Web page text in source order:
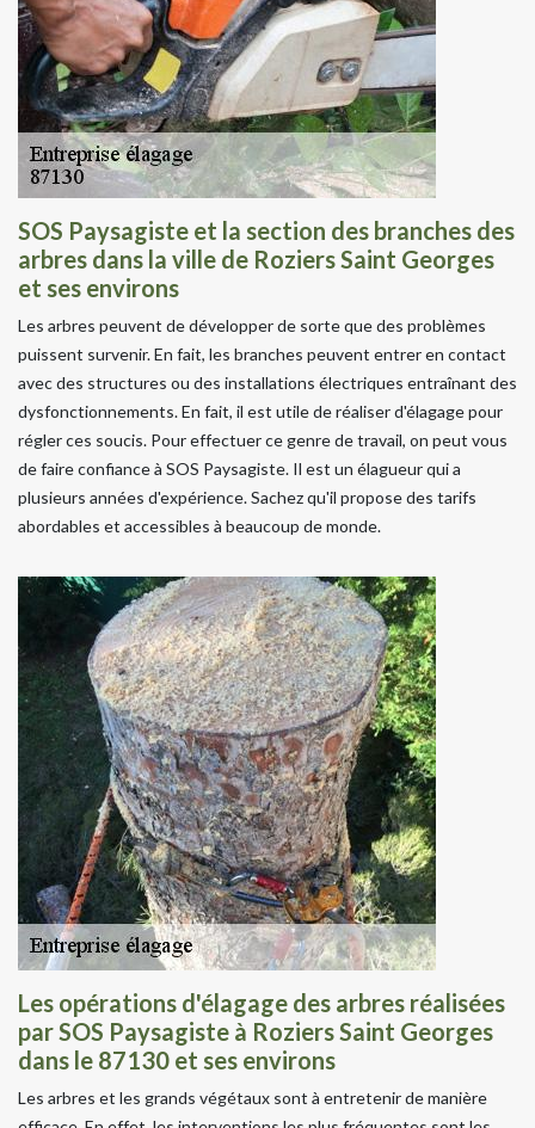
SOS Paysagiste et la section des branches des
arbres dans la ville de Roziers Saint Georges
et ses environs
Les arbres peuvent de développer de sorte que des problèmes
puissent survenir. En fait, les branches peuvent entrer en contact
avec des structures ou des installations électriques entraînant des
dysfonctionnements. En fait, il est utile de réaliser d'élagage pour
régler ces soucis. Pour effectuer ce genre de travail, on peut vous
de faire confiance à SOS Paysagiste. Il est un élagueur qui a
plusieurs années d'expérience. Sachez qu'il propose des tarifs
abordables et accessibles à beaucoup de monde.
Les opérations d'élagage des arbres réalisées
par SOS Paysagiste à Roziers Saint Georges
dans le 87130 et ses environs
Les arbres et les grands végétaux sont à entretenir de manière